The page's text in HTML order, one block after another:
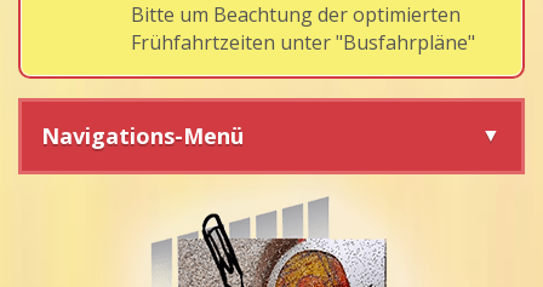
Bitte um Beachtung der optimierten
Frühfahrtzeiten unter "Busfahrpläne"
Navigations-Menü